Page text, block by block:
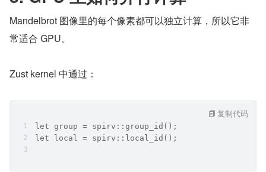
Mandelbrot 图像里的每个像素都可以独立计算，所以它非
常适合 GPU。
Zust kernel 中通过：
let group = spirv::group_id();
let local = spirv::local_id();
复制代码